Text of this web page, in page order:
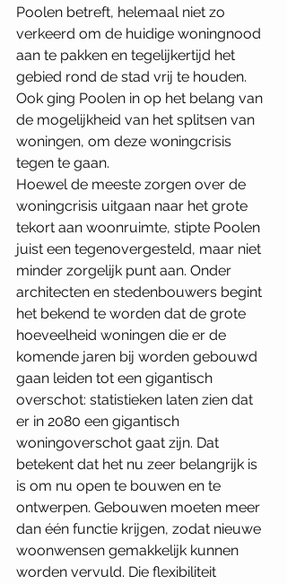
Poolen betreft, helemaal niet zo
verkeerd om de huidige woningnood
aan te pakken en tegelijkertijd het
gebied rond de stad vrij te houden.
Ook ging Poolen in op het belang van
de mogelijkheid van het splitsen van
woningen, om deze woningcrisis
tegen te gaan.
Hoewel de meeste zorgen over de
woningcrisis uitgaan naar het grote
tekort aan woonruimte, stipte Poolen
juist een tegenovergesteld, maar niet
minder zorgelijk punt aan. Onder
architecten en stedenbouwers begint
het bekend te worden dat de grote
hoeveelheid woningen die er de
komende jaren bij worden gebouwd
gaan leiden tot een gigantisch
overschot: statistieken laten zien dat
er in 2080 een gigantisch
woningoverschot gaat zijn. Dat
betekent dat het nu zeer belangrijk is
is om nu open te bouwen en te
ontwerpen. Gebouwen moeten meer
dan één functie krijgen, zodat nieuwe
woonwensen gemakkelijk kunnen
worden vervuld. Die flexibiliteit